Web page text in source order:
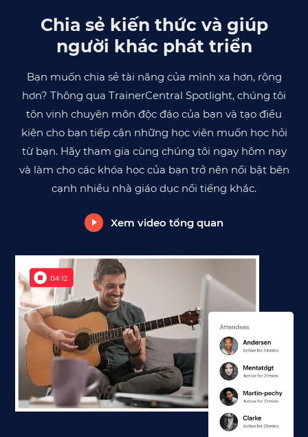
Chia sẻ kiến thức và giúp
người khác phát triển
Bạn muốn chia sẻ tài năng của mình xa hơn, rộng
hơn? Thông qua TrainerCentral Spotlight, chúng tôi
tôn vinh chuyên môn độc đáo của bạn và tạo điều
kiện cho bạn tiếp cận những học viên muốn học hỏi
từ bạn. Hãy tham gia cùng chúng tôi ngay hôm nay
và làm cho các khóa học của bạn trở nên nổi bật bên
cạnh nhiều nhà giáo dục nổi tiếng khác.
Xem video tổng quan